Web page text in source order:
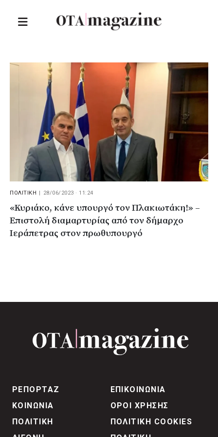
ΠΟΛΙΤΙΚΗ 28/06/2023 · 11:24
«Κυριάκο, κάνε υπουργό τον Πλακιωτάκη!» –
Επιστολή διαμαρτυρίας από τον δήμαρχο
Ιεράπετρας στον πρωθυπουργό
ΡΕΠΟΡΤΑΖ
ΚΟΙΝΩΝΙΑ
ΠΟΛΙΤΙΚΗ
ΕΠΙΚΟΙΝΩΝΙΑ
ΟΡΟΙ ΧΡΗΣΗΣ
ΠΟΛΙΤΙΚΗ COOKIES